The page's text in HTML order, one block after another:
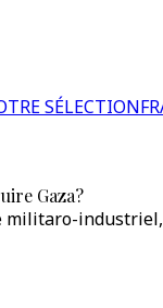
SÉLECTION
Gaza?
militaro-